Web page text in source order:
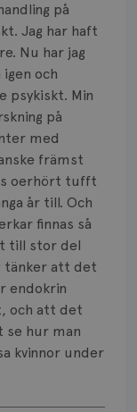
på
Jag har haft
Nu har jag
och
psykiskt. Min
på
med
främst
oerhört tufft
år till. Och
finnas så
till stor del
tänker att det
endokrin
och att det
se hur man
kvinnor under